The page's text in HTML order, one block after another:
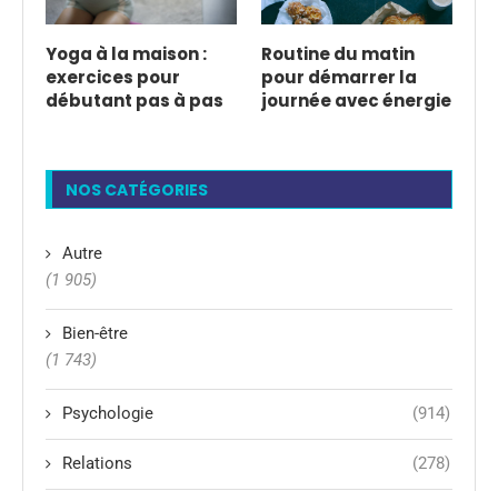
Yoga à la maison :
exercices pour
débutant pas à pas
Routine du matin
pour démarrer la
journée avec énergie
NOS CATÉGORIES
Autre
(1 905)
Bien-être
(1 743)
Psychologie (914)
Relations (278)